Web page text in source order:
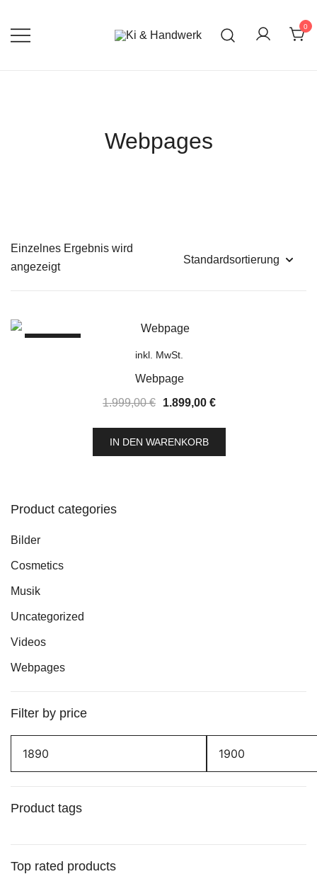
0
Webpages
Einzelnes Ergebnis wird
angezeigt
inkl. MwSt.
Webpage
1.999,00€ 1.899,00 €
IN DEN WARENKORB
Product categories
Bilder
Cosmetics
Musik
Uncategorized
Videos
Webpages
Filter by price
Product tags
Top rated products